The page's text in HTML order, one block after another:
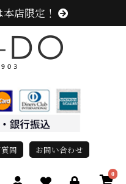
店限定！
問 お問い合わせ
0